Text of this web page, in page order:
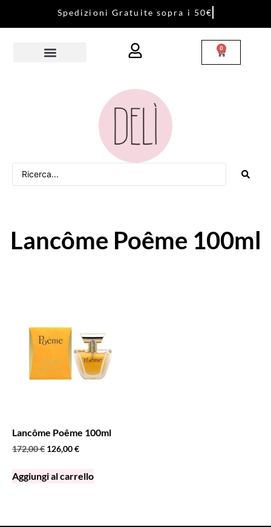
Sped izi on i Gratu ite sopra i 50€
0
Lancôme Poême 100ml
Lancôme Poême 100ml
172,00€ 126,00€
Aggiungi al carrello